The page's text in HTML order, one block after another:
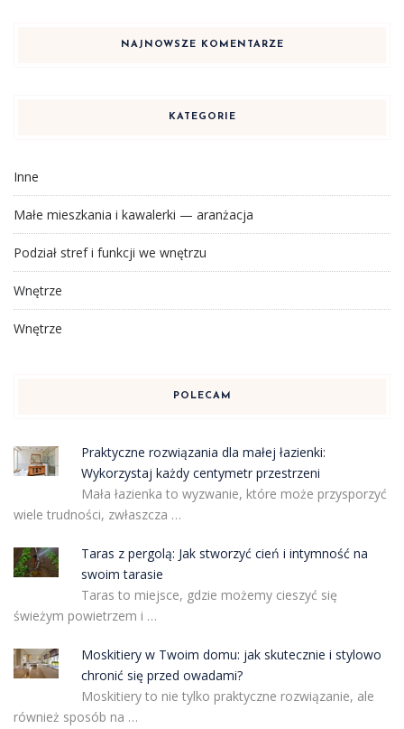
NAJNOWSZE KOMENTARZE
KATEGORIE
Inne
Małe mieszkania i kawalerki — aranżacja
Podział stref i funkcji we wnętrzu
Wnętrze
Wnętrze
POLECAM
Praktyczne rozwiązania dla małej łazienki:
Wykorzystaj każdy centymetr przestrzeni
Mała łazienka to wyzwanie, które może przysporzyć
wiele trudności, zwłaszcza …
Taras z pergolą: Jak stworzyć cień i intymność na
swoim tarasie
Taras to miejsce, gdzie możemy cieszyć się
świeżym powietrzem i …
Moskitiery w Twoim domu: jak skutecznie i stylowo
chronić się przed owadami?
Moskitiery to nie tylko praktyczne rozwiązanie, ale
również sposób na …